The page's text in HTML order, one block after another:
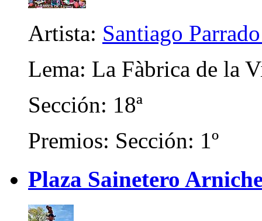
Artista: Santiago
Lema: La Fàbrica de la
Sección: 18ª
Premios: Sección: 1º
Plaza Sainetero